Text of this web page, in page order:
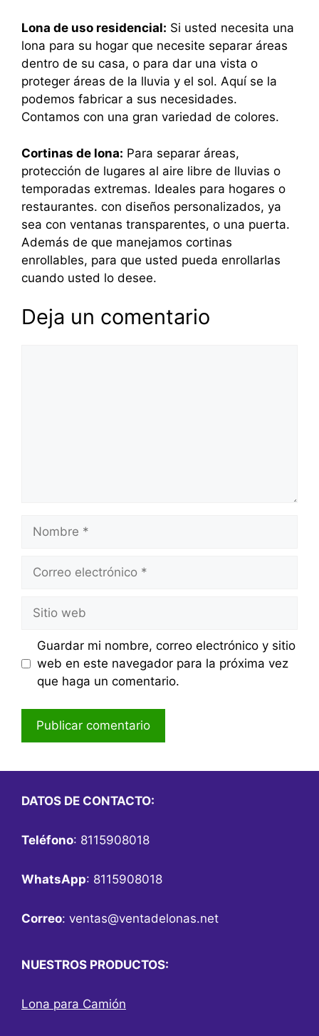
Lona de uso residencial: Si usted necesita una
lona para su hogar que necesite separar áreas
dentro de su casa, o para dar una vista o
proteger áreas de la lluvia y el sol. Aquí se la
podemos fabricar a sus necesidades.
Contamos con una gran variedad de colores.
Cortinas de lona: Para separar áreas,
protección de lugares al aire libre de lluvias o
temporadas extremas. Ideales para hogares o
restaurantes. con diseños personalizados, ya
sea con ventanas transparentes, o una puerta.
Además de que manejamos cortinas
enrollables, para que usted pueda enrollarlas
cuando usted lo desee.
Deja un comentario
Nombre
Correo
Sitio
web
Guardar mi nombre, correo electrónico y sitio
web en este navegador para la próxima vez
que haga un comentario.
DATOS DE CONTACTO:
Teléfono: 8115908018
WhatsApp: 8115908018
Correo: ventas@ventadelonas.net
NUESTROS PRODUCTOS:
Lona para Camión